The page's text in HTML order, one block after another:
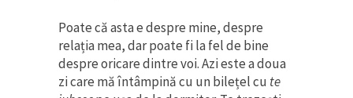
Poate că asta e despre mine, despre
relația mea, dar poate fi la fel de bine
despre oricare dintre voi. Azi este a doua
zi care mă întâmpină cu un bilețel cu te